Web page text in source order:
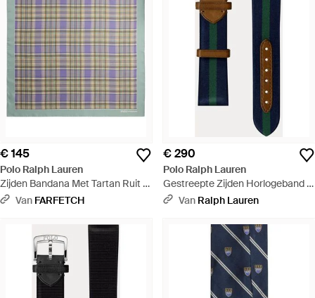
€ 145
Polo Ralph Lauren
Zijden Bandana Met Tartan Ruit -
GrijsVan FARFETCH
€ 290
Polo Ralph Lauren
Gestreepte Zijden Horlogeband -
Blauw
Van Ralph Lauren